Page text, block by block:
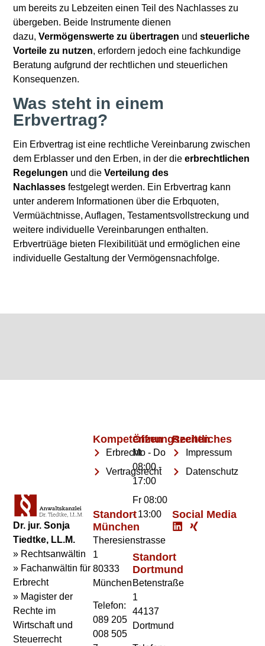
um bereits zu Lebzeiten einen Teil des Nachlasses zu
übergeben. Beide Instrumente dienen
dazu, Vermögenswerte zu übertragen undsteuerliche
Vorteile zu nutzen, erfordern jedoch eine fachkundige
Beratung aufgrund der rechtlichen und steuerlichen
Konsequenzen.
Was steht in einem
Erbvertrag?
Ein Erbvertrag ist eine rechtliche Vereinbarung zwischen
dem Erblasser und den Erben, in der dieerbrechtlichen
Regelungen und dieVerteilung des
Nachlasses festgelegt werden. Ein Erbvertrag kann
unter anderem Informationen über die Erbquoten,
Vermüächtnisse, Auflagen, Testamentsvollstreckung und
weitere individuelle Vereinbarungen enthalten.
Erbvertrüäge bieten Flexibilitüät und ermöglichen eine
individuelle Gestaltung der Vermögensnachfolge.
Dr. jur. Sonja
Tiedtke, LL.M.
» Rechtsanwältin
» Fachanwältin für
Erbrecht
» Magister der
Rechte im
Wirtschaft und
Steuerrecht
Öffnungszeiten
Mo - Do
08:00 -
17:00
Fr 08:00
- 13:00
Standort
Dortmund
Betenstraße
1
44137
Dortmund
Kompetenzen
Erbrecht
Vertragsrecht
Standort
München
Theresienstrasse
1
80333
München
Telefon:
089 205
008 505
Rechtliches
Impressum
Datenschutz
Social Media